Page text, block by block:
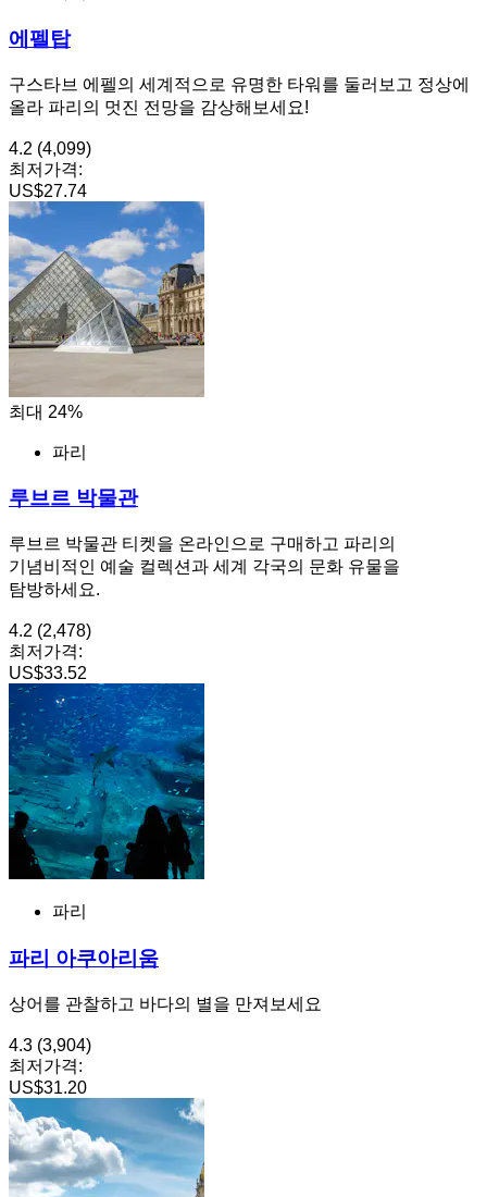
에펠탑
구스타브 에펠의 세계적으로 유명한 타워를 둘러보고 정상에
올라 파리의 멋진 전망을 감상해보세요!
4.2 (4,099)
최저가격:
US$27.74
최대 24%
파리
루브르 박물관
루브르 박물관 티켓을 온라인으로 구매하고 파리의
기념비적인 예술 컬렉션과 세계 각국의 문화 유물을
탐방하세요.
4.2 (2,478)
최저가격:
US$33.52
파리
파리 아쿠아리움
상어를 관찰하고 바다의 별을 만져보세요
4.3 (3,904)
최저가격:
US$31.20